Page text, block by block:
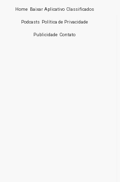
Home Baixar Aplicativo Classificados
Podcasts Política de Privacidade
Publicidade Contato